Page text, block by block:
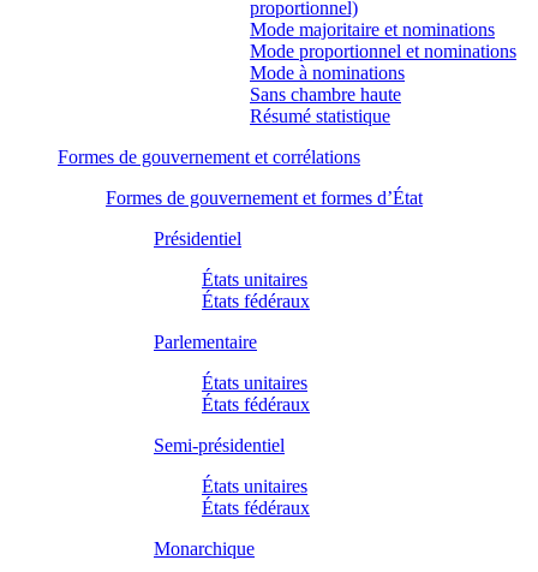
proportionnel)
Mode majoritaire et nominations
Mode proportionnel et nominations
Mode à nominations
Sans chambre haute
Résumé statistique
Formes de gouvernement et corrélations
Formes de gouvernement et formes d’État
Présidentiel
États unitaires
États fédéraux
Parlementaire
États unitaires
États fédéraux
Semi-présidentiel
États unitaires
États fédéraux
Monarchique